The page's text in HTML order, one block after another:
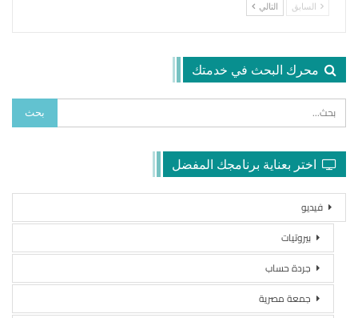
السابق التالي
محرك البحث في خدمتك
اختر بعناية برنامجك المفضل
فيديو
بيروتيات
جردة حساب
جمعة مصرية